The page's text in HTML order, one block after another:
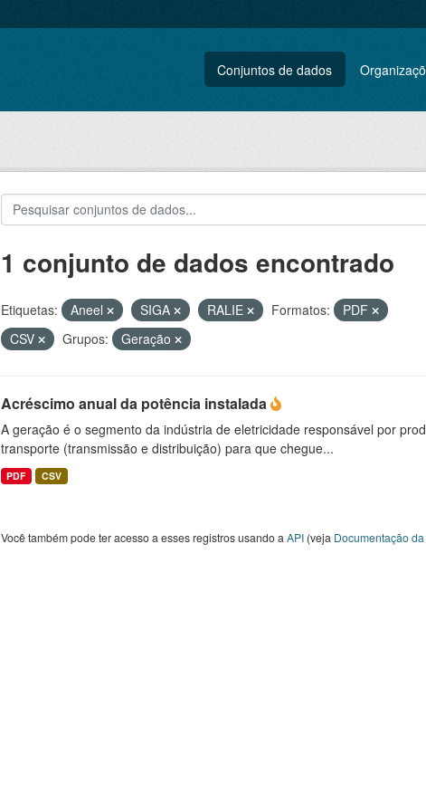
Conjuntos de dados
1 conjunto de dados encontrado
Etiquetas: Aneel SIGA RALIE Formatos:
PDF
CSV
Grupos: Geração
Acréscimo anual da potência instalada
A geração é o segmento da indústria de eletricidade responsável por
transporte (transmissão e distribuição) para que chegue...
PDF CSV
Você também pode ter acesso a esses registros usando a API(veja Documentação da